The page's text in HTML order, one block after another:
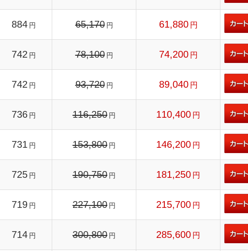
884 円 65,170 円 61,880 円
742 円 78,100 円 74,200 円
742 円 93,720 円 89,040 円
736 円 116,250 円 110,400 円
731 円 153,800 円 146,200 円
725 円 190,750 円 181,250 円
719 円 227,100 円 215,700 円
714 円 300,800 円 285,600 円